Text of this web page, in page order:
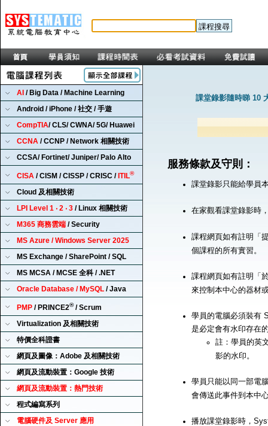
AI / Big Data / Machine Learning
Android / iPhone / 社交 / 手遊
CompTIA/ CLS/ CWNA/ 5G/ Huawei
CCNA / CCNP / Network 相關技術
CCSA/ Fortinet/ Juniper/ Palo Alto
CISA / CISM / CISSP / CRISC / ITIL®
Cloud 及相關技術
LPI Level 1 ‧ 2 ‧ 3 / Linux 相關技術
M365 商務雲端 / Security
MS Azure / Windows Server 2025
MS Exchange / SharePoint / SQL
MS MCSA / MCSE 全科 / .NET
Oracle Database / MySQL / Java
PMP / PRINCE2®/ Scrum
Virtualization 及相關技術
特價全科證書
網頁及圖像：Adobe 及相關技術
網頁及流動裝置：Google 技術
網頁及流動裝置：熱門技術
程式編寫系列
電腦硬件及 Server 應用
課堂錄影隨時睇 10
服務條款及守則：
課堂錄影只能給學員
在家觀看課堂錄影時
課程網頁如有註明「
個課程的所有實習。
課程網頁如有註明「
來控制本中心的器材
學員的電腦必須裝有
是必定會有水印存在
註：學員的英
影的水印。
學員只能以同一部電
會傳送此事件到本中
播放課堂錄影時，